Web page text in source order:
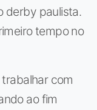
derby paulista.
tempo no
com
ao fim